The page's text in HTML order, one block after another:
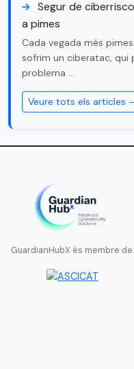
Segur de
a pimes
Cada vegada més
sofrim un ciberatac, qui
problema …
Veure tots els articles
GuardianHubX és membre de: